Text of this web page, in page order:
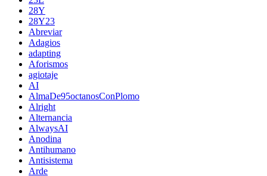
28Y
28Y23
Abreviar
Adagios
adapting
Aforismos
agiotaje
AI
AlmaDe95octanosConPlomo
Alright
Alternancia
AlwaysAI
Anodina
Antihumano
Antisistema
Arde